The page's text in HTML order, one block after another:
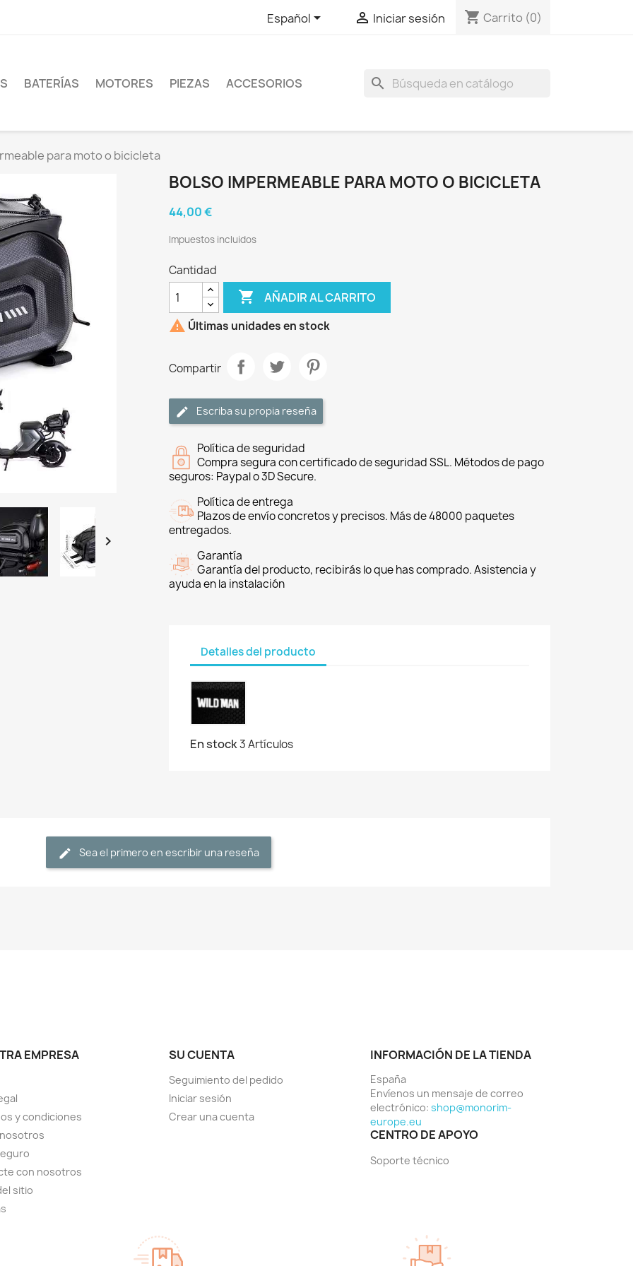
Español  Iniciar sesión shopping_cart Carrito (0)
BATERÍAS MOTORES PIEZAS ACCESORIOS search
para moto o bicicleta

BOLSO IMPERMEABLE PARA MOTO O BICICLETA
44,00 €
Impuestos incluidos
Cantidad
 AÑADIR AL CARRITO
 Últimas unidades en stock
Compartir
Escriba su propia reseña
Política de seguridad
Compra segura con certificado de seguridad SSL. Métodos de pago
seguros: Paypal o 3D Secure.
Política de entrega
Plazos de envío concretos y precisos. Más de 48000 paquetes
entregados.
Garantía
Garantía del producto, recibirás lo que has comprado. Asistencia y
ayuda en la instalación
Detalles del producto
En stock3 Artículos
Sea el primero en escribir una reseña
EMPRESA
y condiciones
con nosotros
sitio
SU CUENTA
Seguimiento del pedido
Iniciar sesión
Crear una cuenta
INFORMACIÓN DE LA TIENDA
España
Envíenos un mensaje de correo
electrónico: shop@monorim-
europe.eu
CENTRO DE APOYO
Soporte técnico